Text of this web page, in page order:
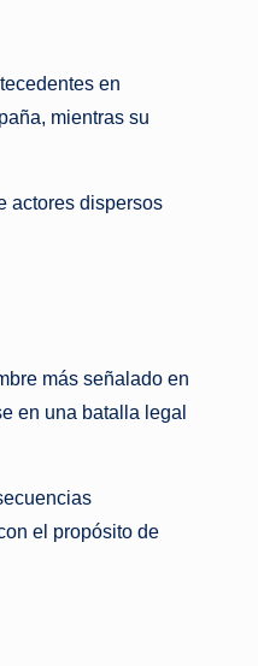
en
mientras su
actores dispersos
más señalado en
en una batalla legal
el propósito de